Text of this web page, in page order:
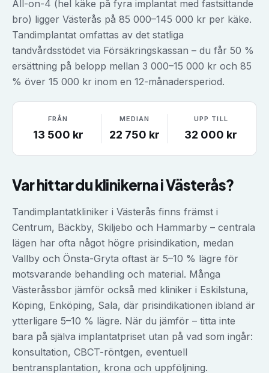
All-on-4 (hel käke på fyra implantat med fastsittande
bro) ligger Västerås på 85 000–145 000 kr per käke.
Tandimplantat omfattas av det statliga
tandvårdsstödet via Försäkringskassan – du får 50 %
ersättning på belopp mellan 3 000–15 000 kr och 85
% över 15 000 kr inom en 12-månadersperiod.
FRÅN
13 500 kr
MEDIAN
22 750 kr
UPP TILL
32 000 kr
Var hittar du klinikerna iVästerås?
Tandimplantatkliniker i Västerås finns främst i
Centrum, Bäckby, Skiljebo och Hammarby – centrala
lägen har ofta något högre prisindikation, medan
Vallby och Önsta-Gryta oftast är 5–10 % lägre för
motsvarande behandling och material. Många
Västeråssbor jämför också med kliniker i Eskilstuna,
Köping, Enköping, Sala, där prisindikationen ibland är
ytterligare 5–10 % lägre. När du jämför – titta inte
bara på själva implantatpriset utan på vad som ingår:
konsultation, CBCT-röntgen, eventuell
bentransplantation, krona och uppföljning.